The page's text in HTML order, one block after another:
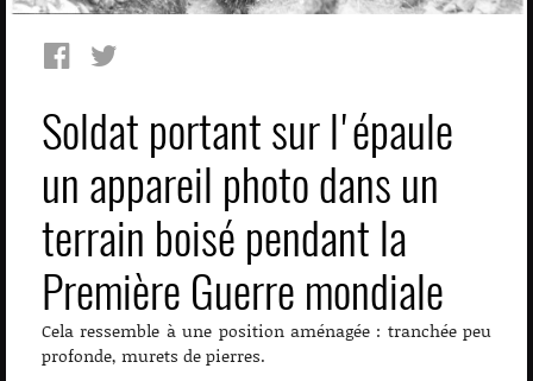
Soldat portant sur l'épaule
un appareil photo dans un
terrain boisé pendant la
Première Guerre mondiale
Cela ressemble à une position aménagée : tranchée peu
profonde, murets de pierres.